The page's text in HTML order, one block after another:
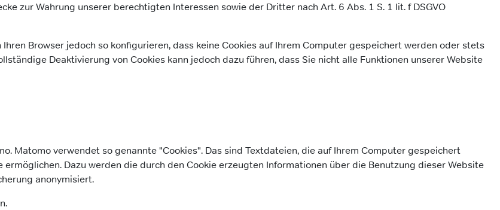
zur Wahrung unserer berechtigten Interessen sowie der Dritter nach Art. 6 Abs. 1 S. 1 lit. f DSGVO
Browser jedoch so konfigurieren, dass keine Cookies auf Ihrem Computer gespeichert werden oder stets
Deaktivierung von Cookies kann jedoch dazu führen, dass Sie nicht alle Funktionen unserer Website
Matomo verwendet so genannte "Cookies". Das sind Textdateien, die auf Ihrem Computer gespeichert
Dazu werden die durch den Cookie erzeugten Informationen über die Benutzung dieser Website
anonymisiert.